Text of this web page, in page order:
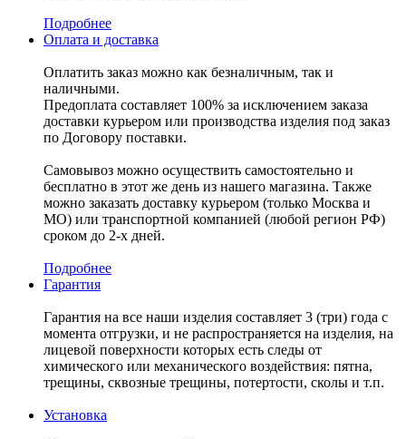
Подробнее
Оплата и доставка
Оплатить заказ можно как безналичным, так и
наличными.
Предоплата составляет 100% за исключением заказа
доставки курьером или производства изделия под заказ
по Договору поставки.
Самовывоз можно осуществить самостоятельно и
бесплатно в этот же день из нашего магазина. Также
можно заказать доставку курьером (только Москва и
МО) или транспортной компанией (любой регион РФ)
сроком до 2-х дней.
Подробнее
Гарантия
Гарантия на все наши изделия составляет 3 (три) года с
момента отгрузки, и не распространяется на изделия, на
лицевой поверхности которых есть следы от
химического или механического воздействия: пятна,
трещины, сквозные трещины, потертости, сколы и т.п.
Установка